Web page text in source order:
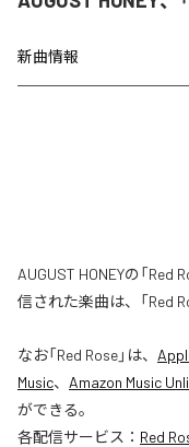
新曲情報
AUGUST HONEYの「
信された楽曲は、「Red
なお「Red Rose」は、
Music、 Amazon Music
ができる。
各配信サービス： Red